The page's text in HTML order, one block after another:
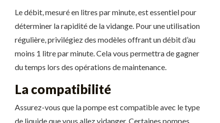
Le débit, mesuré en litres par minute, est essentiel pour
déterminer la rapidité de la vidange. Pour une utilisation
régulière, privilégiez des modèles offrant un débit d’au
moins 1 litre par minute. Cela vous permettra de gagner
du temps lors des opérations de maintenance.
La compatibilité
Assurez-vous que la pompe est compatible avec le type
de liquide que vous allez vidanger. Certaines pompes